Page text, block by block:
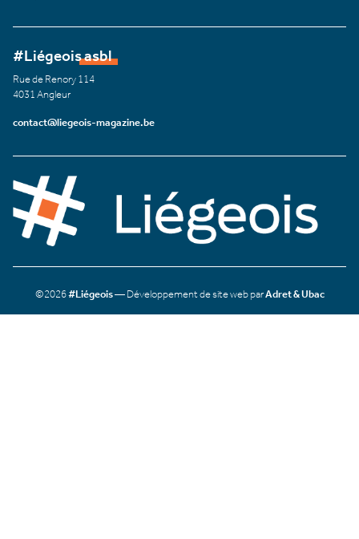
#Liégeois asbl
Rue de Renory 114
4031 Angleur
contact@liegeois-magazine.be
©2026#Liégeois— Développement de site web parAdret & Ubac